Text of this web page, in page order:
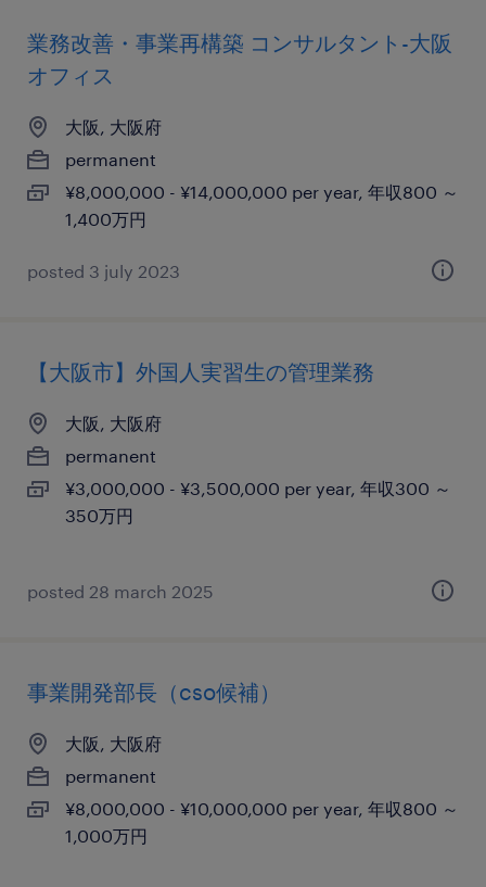
業務改善・事業再構築 コンサルタント-大阪
オフィス
大阪, 大阪府
permanent
¥8,000,000 - ¥14,000,000 per year, 年収800 ～
1,400万円
posted 3 july 2023
【大阪市】外国人実習生の管理業務
大阪, 大阪府
permanent
¥3,000,000 - ¥3,500,000 per year, 年収300 ～
350万円
posted 28 march 2025
事業開発部長（cso候補）
大阪, 大阪府
permanent
¥8,000,000 - ¥10,000,000 per year, 年収800 ～
1,000万円